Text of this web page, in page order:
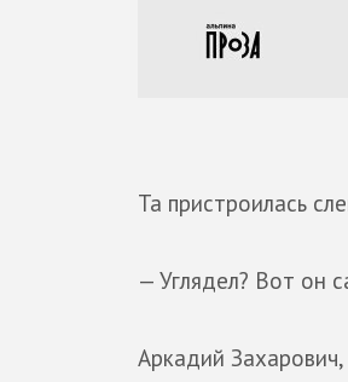
Та пристроилась
— Углядел? Вот он
Аркадий